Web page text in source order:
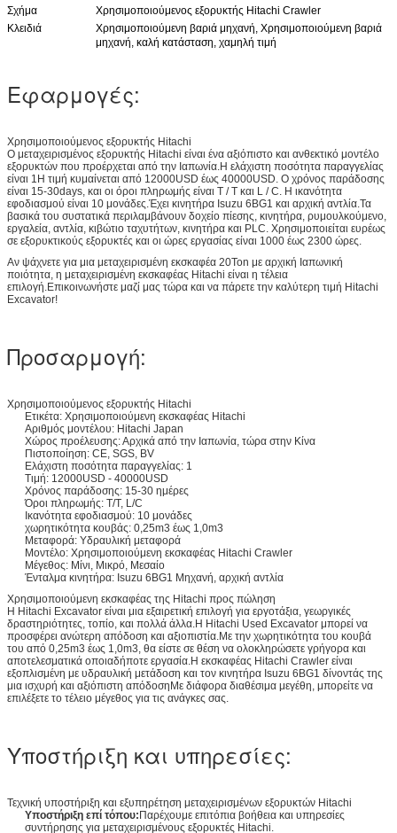
Σχήμα
Χρησιμοποιούμενος εξορυκτής Hitachi Crawler
Κλειδιά
Χρησιμοποιούμενη βαριά μηχανή, Χρησιμοποιούμενη βαριά
μηχανή, καλή κατάσταση, χαμηλή τιμή
Εφαρμογές:
Χρησιμοποιούμενος εξορυκτής Hitachi
Ο μεταχειρισμένος εξορυκτής Hitachi είναι ένα αξιόπιστο και ανθεκτικό μοντέλο
εξορυκτών που προέρχεται από την Ιαπωνία.Η ελάχιστη ποσότητα παραγγελίας
είναι 1Η τιμή κυμαίνεται από 12000USD έως 40000USD. Ο χρόνος παράδοσης
είναι 15-30days, και οι όροι πληρωμής είναι T / T και L / C. Η ικανότητα
εφοδιασμού είναι 10 μονάδες.Έχει κινητήρα Isuzu 6BG1 και αρχική αντλία.Τα
βασικά του συστατικά περιλαμβάνουν δοχείο πίεσης, κινητήρα, ρυμουλκούμενο,
εργαλεία, αντλία, κιβώτιο ταχυτήτων, κινητήρα και PLC. Χρησιμοποιείται ευρέως
σε εξορυκτικούς εξορυκτές και οι ώρες εργασίας είναι 1000 έως 2300 ώρες.
Αν ψάχνετε για μια μεταχειρισμένη εκσκαφέα 20Ton με αρχική Ιαπωνική
ποιότητα, η μεταχειρισμένη εκσκαφέας Hitachi είναι η τέλεια
επιλογή.Επικοινωνήστε μαζί μας τώρα και να πάρετε την καλύτερη τιμή Hitachi
Excavator!
Προσαρμογή:
Χρησιμοποιούμενος εξορυκτής Hitachi
Ετικέτα: Χρησιμοποιούμενη εκσκαφέας Hitachi
Αριθμός μοντέλου: Hitachi Japan
Χώρος προέλευσης: Αρχικά από την Ιαπωνία, τώρα στην Κίνα
Πιστοποίηση: CE, SGS, BV
Ελάχιστη ποσότητα παραγγελίας: 1
Τιμή: 12000USD - 40000USD
Χρόνος παράδοσης: 15-30 ημέρες
Όροι πληρωμής: T/T, L/C
Ικανότητα εφοδιασμού: 10 μονάδες
χωρητικότητα κουβάς: 0,25m3 έως 1,0m3
Μεταφορά: Υδραυλική μεταφορά
Μοντέλο: Χρησιμοποιούμενη εκσκαφέας Hitachi Crawler
Μέγεθος: Μίνι, Μικρό, Μεσαίο
Ένταλμα κινητήρα: Isuzu 6BG1 Μηχανή, αρχική αντλία
Χρησιμοποιούμενη εκσκαφέας της Hitachi προς πώληση
Η Hitachi Excavator είναι μια εξαιρετική επιλογή για εργοτάξια, γεωργικές
δραστηριότητες, τοπίο, και πολλά άλλα.Η Hitachi Used Excavator μπορεί να
προσφέρει ανώτερη απόδοση και αξιοπιστία.Με την χωρητικότητα του κουβά
του από 0,25m3 έως 1,0m3, θα είστε σε θέση να ολοκληρώσετε γρήγορα και
αποτελεσματικά οποιαδήποτε εργασία.Η εκσκαφέας Hitachi Crawler είναι
εξοπλισμένη με υδραυλική μετάδοση και τον κινητήρα Isuzu 6BG1 δίνοντάς της
μια ισχυρή και αξιόπιστη απόδοσηΜε διάφορα διαθέσιμα μεγέθη, μπορείτε να
επιλέξετε το τέλειο μέγεθος για τις ανάγκες σας.
Υποστήριξη και υπηρεσίες:
Τεχνική υποστήριξη και εξυπηρέτηση μεταχειρισμένων εξορυκτών Hitachi
Υποστήριξη επί τόπου: Παρέχουμε επιτόπια βοήθεια και υπηρεσίες
συντήρησης για μεταχειρισμένους εξορυκτές Hitachi.